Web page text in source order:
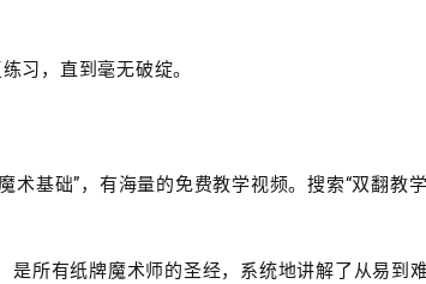
习，直到毫无破绽。
术基础”，有海量的免费教学视频。搜索“双翻教学
所有纸牌魔术师的圣经，系统地讲解了从易到